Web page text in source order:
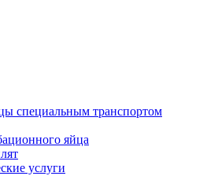
специальным транспортом
яйца
услуги